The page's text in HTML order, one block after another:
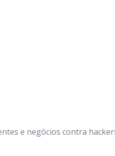
e negócios contra